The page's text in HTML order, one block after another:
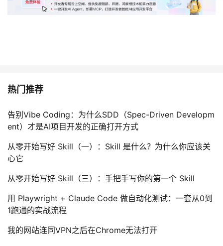
热门推荐
告别Vibe Coding：为什么SDD（Spec-Driven Developm
ent）才是AI项目开发的正确打开方式
从零开始写好 Skill（一）：Skill 是什么？为什么你应该关
心它
从零开始写好 Skill（三）：手把手写你的第一个 Skill
用 Playwright + Claude Code 做自动化测试：一套从0到
1跑通的实战流程
我的网站连同VPN之后在Chrome无法打开